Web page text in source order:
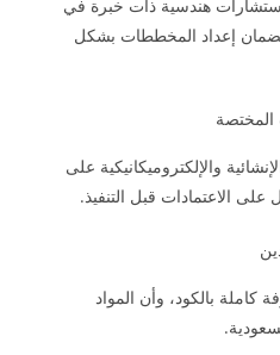
هندسية ذات خبرة في
إعداد المخططات بشكل
المختصة
والإلكتروميكانيكية على
الاعتمادات قبل التنفيذ.
كاملة بالكود، وأن المواد